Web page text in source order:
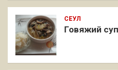
СЕУЛ
Говяжий